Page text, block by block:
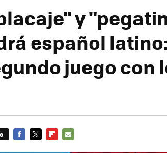
y
español
juego con